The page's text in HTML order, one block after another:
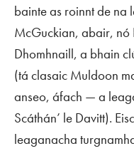
bainte as roinnt de
McGuckian, abair,
Dhomhnaill, a bhain
(tá clasaic Muldoon
anseo, áfach — a
Scáthán’ le Davitt).
leaganacha